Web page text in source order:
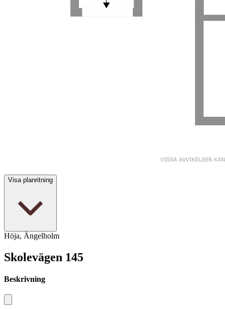
Visa planritning
Höja, Ängelholm
Skolevägen 145
Beskrivning